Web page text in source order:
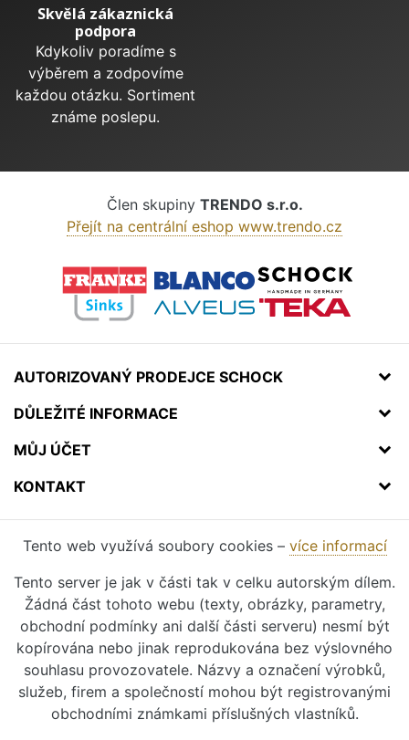
Skvělá zákaznická
podpora
Kdykoliv poradíme s
výběrem a zodpovíme
každou otázku. Sortiment
známe poslepu.
Člen skupiny TRENDO s.r.o.
Přejít na centrální eshop www.trendo.cz
AUTORIZOVANÝ PRODEJCE SCHOCK
DŮLEŽITÉ INFORMACE
MŮJ ÚČET
KONTAKT
Tento web využívá soubory cookies – více informací
Tento server je jak v části tak v celku autorským dílem.
Žádná část tohoto webu (texty, obrázky, parametry,
obchodní podmínky ani další části serveru) nesmí být
kopírována nebo jinak reprodukována bez výslovného
souhlasu provozovatele. Názvy a označení výrobků,
služeb, firem a společností mohou být registrovanými
obchodními známkami příslušných vlastníků.